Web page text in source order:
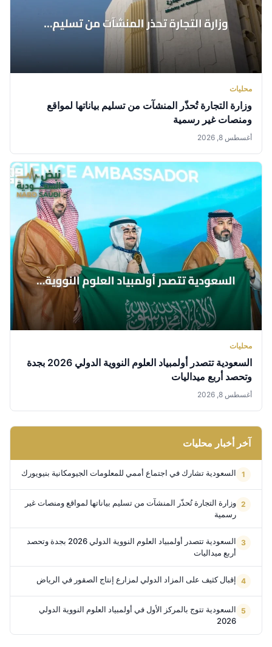
محليات
وزارة التجارة تُحذّر المنشآت من تسليم بياناتها لمواقع
ومنصات غير رسمية
أغسطس 8, 2026
محليات
السعودية تتصدر أولمبياد العلوم النووية الدولي 2026 بجدة
وتحصد أربع ميداليات
أغسطس 8, 2026
آخر أخبار محليات
السعودية تشارك في اجتماع أممي للمعلومات الجيومكانية بنيويورك
وزارة التجارة تُحذّر المنشآت من تسليم بياناتها لمواقع ومنصات غير
رسمية
السعودية تتصدر أولمبياد العلوم النووية الدولي 2026 بجدة وتحصد
أربع ميداليات
إقبال كثيف على المزاد الدولي لمزارع إنتاج الصقور في الرياض
السعودية تتوج بالمركز الأول في أولمبياد العلوم النووية الدولي
2026